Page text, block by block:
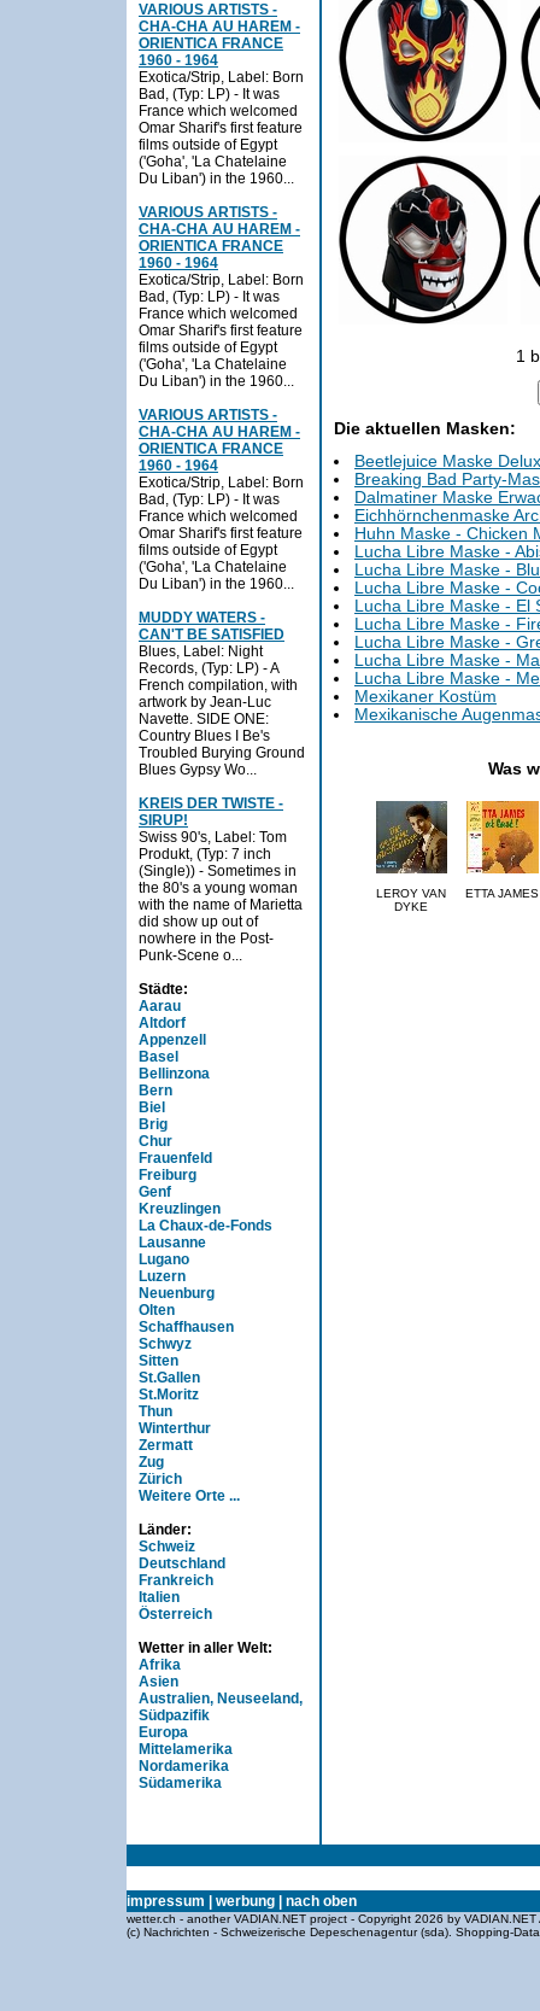
VARIOUS ARTISTS -
CHA-CHA AU HAREM -
ORIENTICA FRANCE
1960 - 1964
Exotica/Strip, Label: Born
Bad, (Typ: LP) - It was
France which welcomed
Omar Sharif's first feature
films outside of Egypt
('Goha', 'La Chatelaine
Du Liban') in the 1960...
VARIOUS ARTISTS -
CHA-CHA AU HAREM -
ORIENTICA FRANCE
1960 - 1964
Exotica/Strip, Label: Born
Bad, (Typ: LP) - It was
France which welcomed
Omar Sharif's first feature
films outside of Egypt
('Goha', 'La Chatelaine
Du Liban') in the 1960...
VARIOUS ARTISTS -
CHA-CHA AU HAREM -
ORIENTICA FRANCE
1960 - 1964
Exotica/Strip, Label: Born
Bad, (Typ: LP) - It was
France which welcomed
Omar Sharif's first feature
films outside of Egypt
('Goha', 'La Chatelaine
Du Liban') in the 1960...
MUDDY WATERS -
CAN'T BE SATISFIED
Blues, Label: Night
Records, (Typ: LP) - A
French compilation, with
artwork by Jean-Luc
Navette. SIDE ONE:
Country Blues I Be's
Troubled Burying Ground
Blues Gypsy Wo...
KREIS DER TWISTE -
SIRUP!
Swiss 90's, Label: Tom
Produkt, (Typ: 7 inch
(Single)) - Sometimes in
the 80's a young woman
with the name of Marietta
did show up out of
nowhere in the Post-
Punk-Scene o...
Städte:
Aarau
Altdorf
Appenzell
Basel
Bellinzona
Bern
Biel
Brig
Chur
Frauenfeld
Freiburg
Genf
Kreuzlingen
La Chaux-de-Fonds
Lausanne
Lugano
Luzern
Neuenburg
Olten
Schaffhausen
Schwyz
Sitten
St.Gallen
St.Moritz
Thun
Winterthur
Zermatt
Zug
Zürich
Weitere Orte ...
Länder:
Schweiz
Deutschland
Frankreich
Italien
Österreich
Wetter in aller Welt:
Afrika
Asien
Australien, Neuseeland,
Südpazifik
Europa
Mittelamerika
Nordamerika
Südamerika
1
Die aktuellen Masken:
Beetlejuice Maske
Breaking Bad Party-
Dalmatiner Maske
Eichhörnchenmaske
Huhn Maske - Chicken
Lucha Libre Maske -
Lucha Libre Maske -
Lucha Libre Maske -
Lucha Libre Maske - El
Lucha Libre Maske -
Lucha Libre Maske -
Lucha Libre Maske -
Lucha Libre Maske -
Mexikaner Kostüm
Mexikanische
Was
LEROY VAN
DYKE
ETTA JAMES
impressum werbung nach oben
wetter.ch - another VADIAN.NET project - Copyright 2026 by
(c) Nachrichten - Schweizerische Depeschenagentur (sda). Shopping-